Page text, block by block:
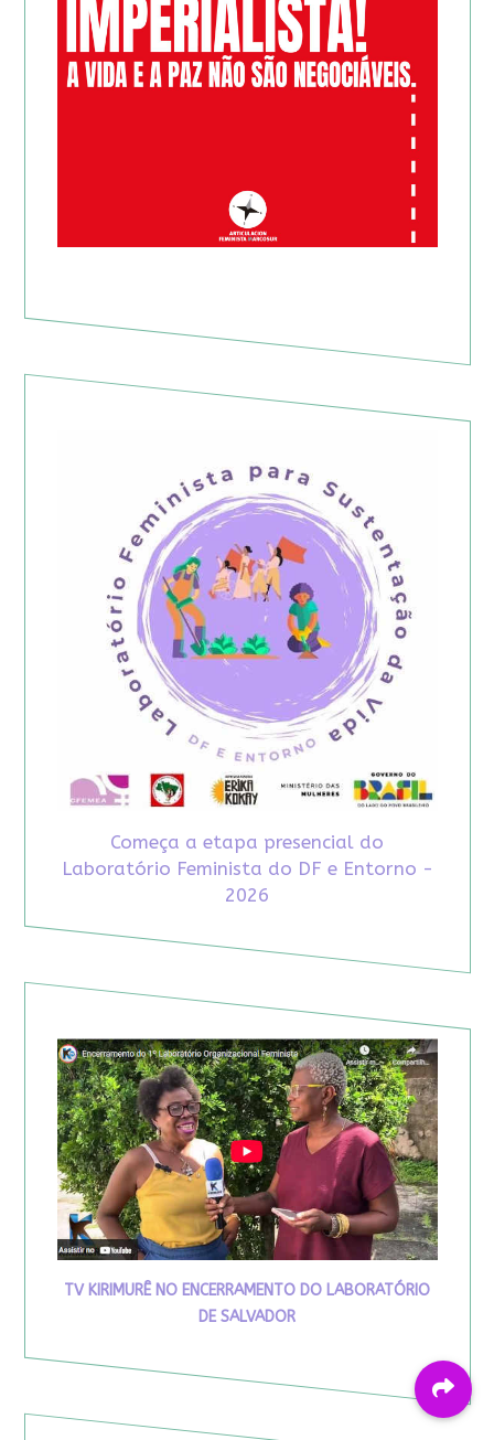
Começa a etapa presencial do
Laboratório Feminista do DF e Entorno -
2026
TV KIRIMURÊ NO ENCERRAMENTO DO LABORATÓRIO
DE SALVADOR